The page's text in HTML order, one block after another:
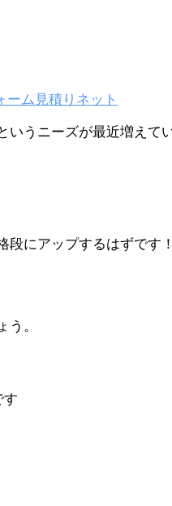
ム見積りネット
いうニーズが最近増えて
にアップするはずです
。
す